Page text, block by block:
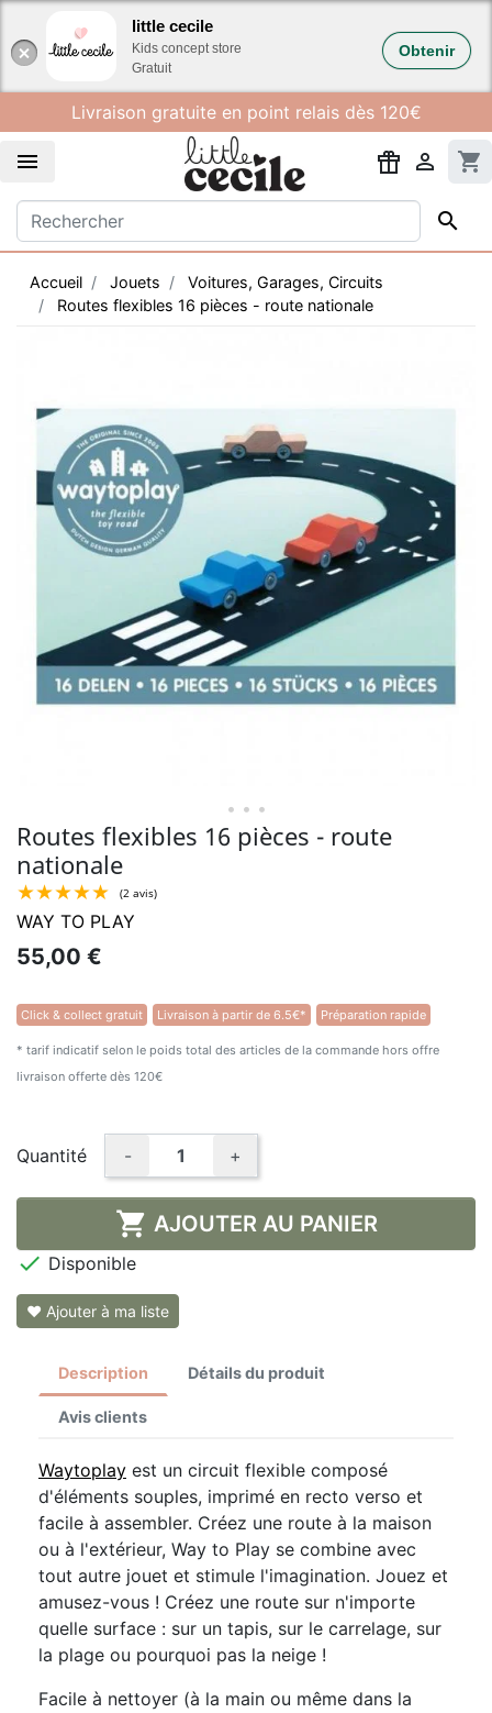
little cecile
Kids concept store
Gratuit
Obtenir
Livraison gratuite en point relais dès 120€
  shopping_cart

Accueil Jouets
Voitures, Garages, Circuits
Routes flexibles 16 pièces - route nationale
• • •
Routes flexibles 16 pièces - route
nationale
★★★★★ (2 avis)
WAY TO PLAY
55,00 €
Click & collect gratuit Livraison à partir de 6.5€* Préparation rapide
* tarif indicatif selon le poids total des articles de la commande hors offre
livraison offerte dès 120€
Quantité - +
 AJOUTER AU PANIER
 Disponible
❤ Ajouter à ma liste
Description Détails du produit
Avis clients
Waytoplay est un circuit flexible composé
d'éléments souples, imprimé en recto verso et
facile à assembler. Créez une route à la maison
ou à l'extérieur, Way to Play se combine avec
tout autre jouet et stimule l'imagination. Jouez et
amusez-vous ! Créez une route sur n'importe
quelle surface : sur un tapis, sur le carrelage, sur
la plage ou pourquoi pas la neige !
Facile à nettoyer (à la main ou même dans la